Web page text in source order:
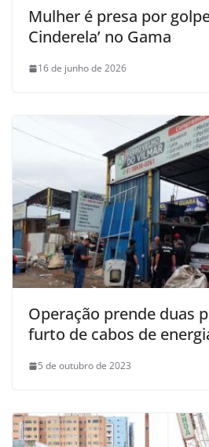
Mulher é presa por
Cinderela’ no Gama
16 de junho de 2026
Operação prende duas
furto de cabos de
5 de outubro de 2023